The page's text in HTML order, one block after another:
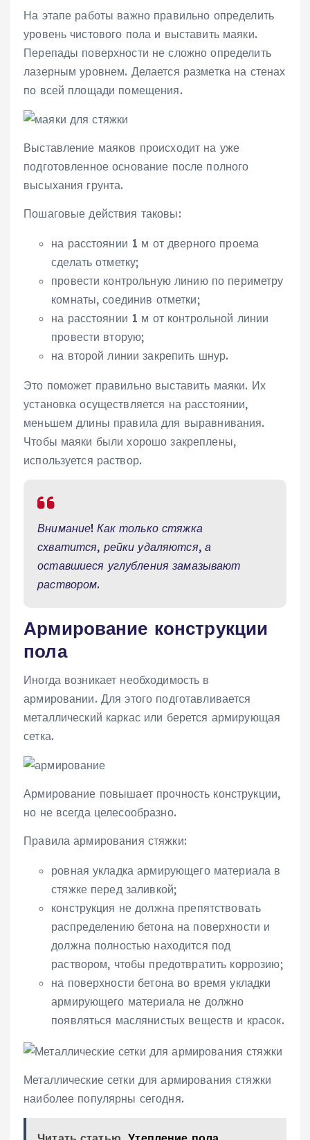
На этапе работы важно правильно определить
уровень чистового пола и выставить маяки.
Перепады поверхности не сложно определить
лазерным уровнем. Делается разметка на стенах
по всей площади помещения.
Выставление маяков происходит на уже
подготовленное основание после полного
высыхания грунта.
Пошаговые действия таковы:
на расстоянии 1 м от дверного проема
сделать отметку;
провести контрольную линию по периметру
комнаты, соединив отметки;
на расстоянии 1 м от контрольной линии
провести вторую;
на второй линии закрепить шнур.
Это поможет правильно выставить маяки. Их
установка осуществляется на расстоянии,
меньшем длины правила для выравнивания.
Чтобы маяки были хорошо закреплены,
используется раствор.
Внимание! Как только стяжка
схватится, рейки удаляются, а
оставшиеся углубления замазывают
раствором.
Армирование конструкции
пола
Иногда возникает необходимость в
армировании. Для этого подготавливается
металлический каркас или берется армирующая
сетка.
Армирование повышает прочность конструкции,
но не всегда целесообразно.
Правила армирования стяжки:
ровная укладка армирующего материала в
стяжке перед заливкой;
конструкция не должна препятствовать
распределению бетона на поверхности и
должна полностью находится под
раствором, чтобы предотвратить коррозию;
на поверхности бетона во время укладки
армирующего материала не должно
появляться маслянистых веществ и красок.
Металлические сетки для армирования стяжки
наиболее популярны сегодня.